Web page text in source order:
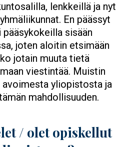
lenkkeillä ja nyt
En päässyt
sisään
joten aloitin etsimään
jotain muuta tietä
viestintää. Muistin
avoimesta yliopistosta ja
mahdollisuuden.
/ olet opiskellut